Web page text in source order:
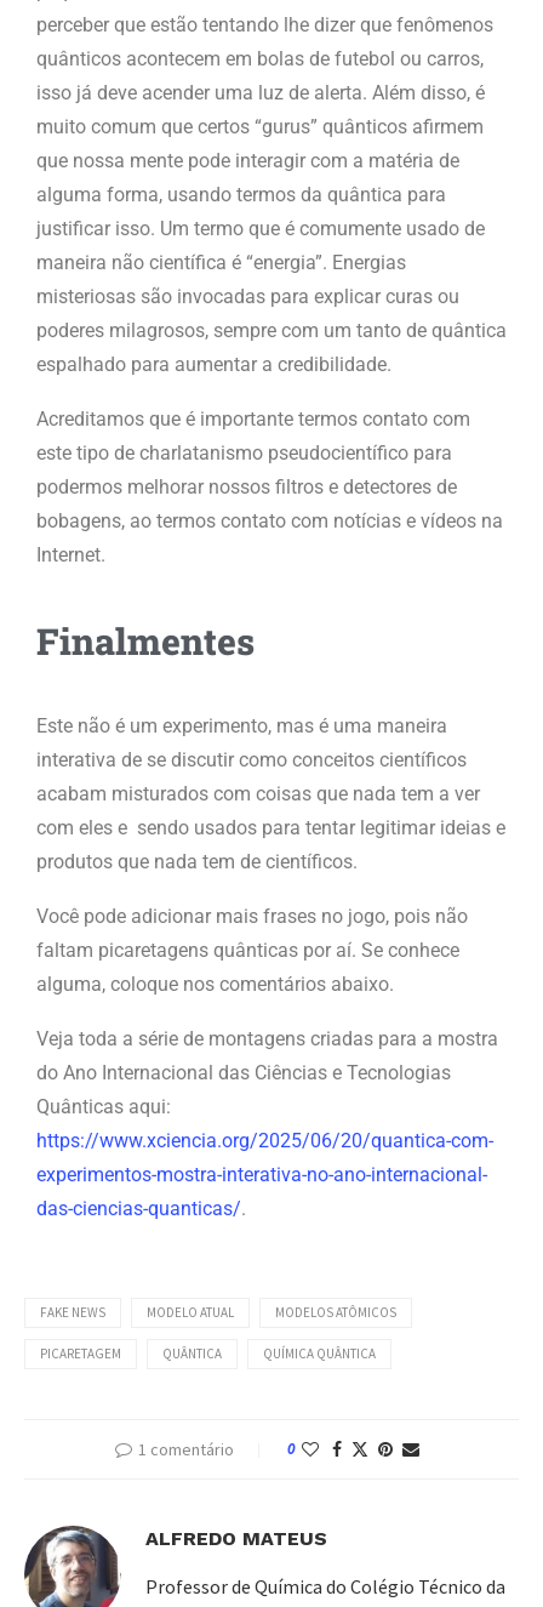
perceber que estão tentando lhe dizer que fenômenos
quânticos acontecem em bolas de futebol ou carros,
isso já deve acender uma luz de alerta. Além disso, é
muito comum que certos “gurus” quânticos afirmem
que nossa mente pode interagir com a matéria de
alguma forma, usando termos da quântica para
justificar isso. Um termo que é comumente usado de
maneira não científica é “energia”. Energias
misteriosas são invocadas para explicar curas ou
poderes milagrosos, sempre com um tanto de quântica
espalhado para aumentar a credibilidade.
Acreditamos que é importante termos contato com
este tipo de charlatanismo pseudocientífico para
podermos melhorar nossos filtros e detectores de
bobagens, ao termos contato com notícias e vídeos na
Internet.
Finalmentes
Este não é um experimento, mas é uma maneira
interativa de se discutir como conceitos científicos
acabam misturados com coisas que nada tem a ver
com eles e sendo usados para tentar legitimar ideias e
produtos que nada tem de científicos.
Você pode adicionar mais frases no jogo, pois não
faltam picaretagens quânticas por aí. Se conhece
alguma, coloque nos comentários abaixo.
Veja toda a série de montagens criadas para a mostra
do Ano Internacional das Ciências e Tecnologias
Quânticas aqui:
https://www.xciencia.org/2025/06/20/quantica-com-
experimentos-mostra-interativa-no-ano-internacional-
das-ciencias-quanticas/.
FAKE NEWS MODELO ATUAL MODELOS ATÔMICOS
PICARETAGEM QUÂNTICA QUÍMICA QUÂNTICA
1 comentário 0
ALFREDO MATEUS
Professor de Química do Colégio Técnico da